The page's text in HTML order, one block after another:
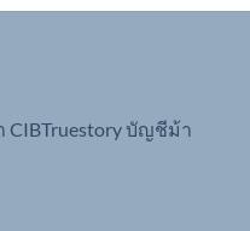
CIBTruestory บัญชีม้า